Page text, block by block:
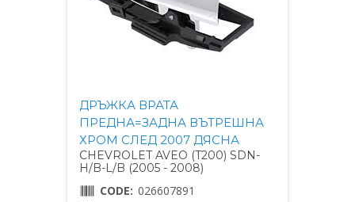
ДРЪЖКА ВРАТА
ПРЕДНА=ЗАДНА ВЪТРЕШНА
ХРОМ СЛЕД 2007 ДЯСНА
CHEVROLET AVEO (T200) SDN-
H/B-L/B (2005 - 2008)
CODE: 026607891